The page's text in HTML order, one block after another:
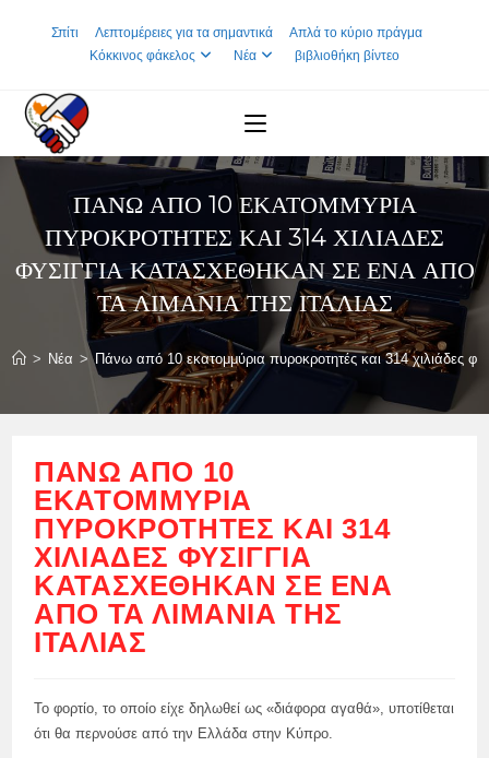
Σπίτι Λεπτομέρειες για τα σημαντικά
Απλά το κύριο πράγμα
Κόκκινος φάκελος
Νέα βιβλιοθήκη βίντεο
ΠΆΝΩ ΑΠΌ 10 ΕΚΑΤΟΜΜΎΡΙΑ
ΠΥΡΟΚΡΟΤΗΤΈΣ ΚΑΙ 314 ΧΙΛΙΆΔΕΣ
ΦΥΣΊΓΓΙΑ ΚΑΤΑΣΧΈΘΗΚΑΝ ΣΕ ΈΝΑ ΑΠΌ
ΤΑ ΛΙΜΆΝΙΑ ΤΗΣ ΙΤΑΛΊΑΣ
> Νέα > Πάνω από 10 εκατομμύρια πυροκροτητές και 314 χιλιάδες
ΠΆΝΩ ΑΠΌ 10
ΕΚΑΤΟΜΜΎΡΙΑ
ΠΥΡΟΚΡΟΤΗΤΈΣ ΚΑΙ 314
ΧΙΛΙΆΔΕΣ ΦΥΣΊΓΓΙΑ
ΚΑΤΑΣΧΈΘΗΚΑΝ ΣΕ ΈΝΑ
ΑΠΌ ΤΑ ΛΙΜΆΝΙΑ ΤΗΣ
ΙΤΑΛΊΑΣ
Το φορτίο, το οποίο είχε δηλωθεί ως «διάφορα αγαθά», υποτίθεται
ότι θα περνούσε από την Ελλάδα στην Κύπρο.